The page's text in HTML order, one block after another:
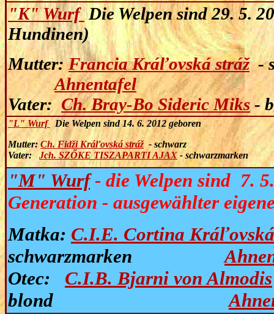
"K" WurfDie Welpen sind 29. 5.
Hundinen)
Mutter:Francia Kráľovská stráž-
Ahnentafel
Vater: Ch. Bray-Bo Sideric Miks-
"L" Wurf Die Welpen sind 14. 6. 2012 geboren
Mutter:Ch. Fidži Kráľovská stráž-
Vater: Jch. SZŐKE TISZAPARTI AJAX -
"M" Wurf- die Welpen sind 7.
Generation - ausgewählter
Matka: C.I.E. Cortina
schwarzmarken
Otec: C.I.B. Bjarni von Almodis
blond